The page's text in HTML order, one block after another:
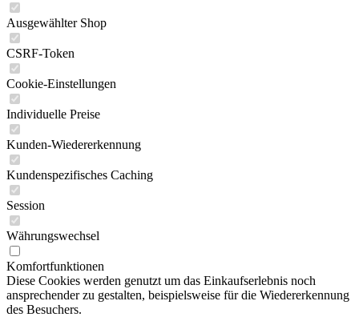
Ausgewählter Shop
CSRF-Token
Cookie-Einstellungen
Individuelle Preise
Kunden-Wiedererkennung
Kundenspezifisches Caching
Session
Währungswechsel
Komfortfunktionen
Diese Cookies werden genutzt um das Einkaufserlebnis noch
ansprechender zu gestalten, beispielsweise für die Wiedererkennung
des Besuchers.